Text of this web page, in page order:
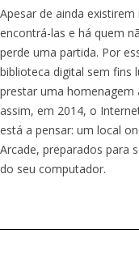
Apesar de ainda
encontrá-las e há quem
perde uma partida. Por
biblioteca digital sem fins
prestar uma
assim, em 2014, o
está a pensar: um local
Arcade, preparados para
do seu computador.